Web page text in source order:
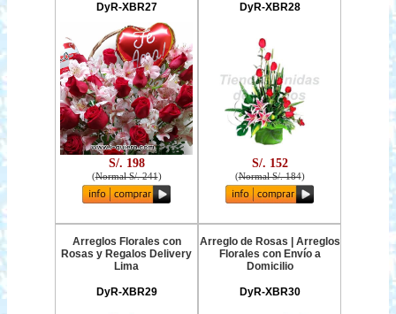
DyR-XBR27
S/. 198
(Normal S/. 241)
DyR-XBR28
S/. 152
(Normal S/. 184)
Arreglos Florales con
Rosas y Regalos Delivery
Lima
DyR-XBR29
Arreglo de Rosas | Arreglos
Florales con Envío a
Domicilio
DyR-XBR30